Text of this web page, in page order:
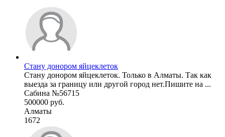
Стану донором яйцеклеток
Стану донором яйцеклеток. Только в Алматы. Так как
выезда за границу или другой город нет.Пишите на ...
Сабина №56715
500000 руб.
Алматы
1672